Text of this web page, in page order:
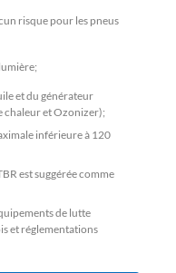
risque pour les pneus
et du générateur
chaleur et Ozonizer);
inférieure à 120
est suggérée comme
de lutte
et réglementations